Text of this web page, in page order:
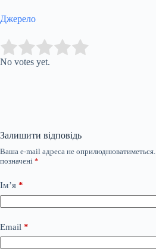
Джерело
Rate this item:
No votes yet.
Залишити відповідь
Ваша e-mail адреса не оприлюднюватиметься.
позначені *
Ім’я *
Email *